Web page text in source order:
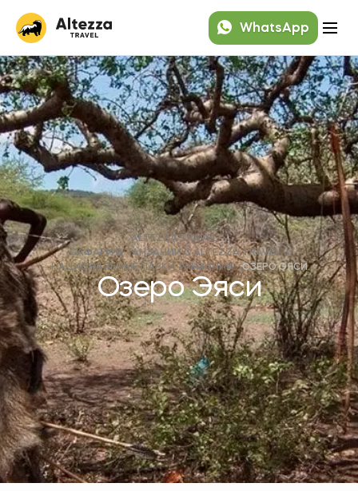
WhatsApp
ALTEZZA TRAVEL
САФАРИ В ТАНЗАНИИ C ALTEZZA TRAVEL
НАЦИОНАЛЬНЫЕ ПАРКИ ТАНЗАНИИ
ОЗЕРО ЭЯСИ
Озеро Эяси